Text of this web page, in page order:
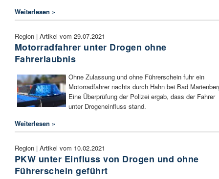
Weiterlesen »
Region | Artikel vom 29.07.2021
Motorradfahrer unter Drogen ohne
Fahrerlaubnis
Ohne Zulassung und ohne Führerschein fuhr ein
Motorradfahrer nachts durch Hahn bei Bad
Eine Überprüfung der Polizei ergab, dass der Fahrer
unter Drogeneinfluss stand.
Weiterlesen »
Region | Artikel vom 10.02.2021
PKW unter Einfluss von Drogen und ohne
Führerschein geführt